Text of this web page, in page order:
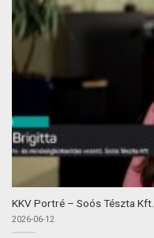
KKV Portré – Soós Tészta Kft.
2026-06-12